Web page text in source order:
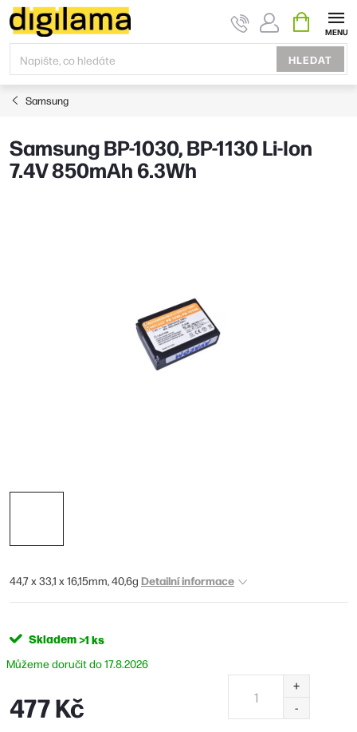
Přejít
na
obsah
HLEDAT
KOŠÍK
Samsung
Samsung BP-1030, BP-1130 Li-Ion
7.4V 850mAh 6.3Wh
44,7 x 33,1 x 16,15mm, 40,6g Detailní informace
Skladem>1 ks
17.8.2026
477 Kč